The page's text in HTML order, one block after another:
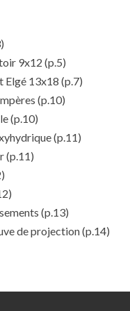
9x12 (p.5)
Elgé 13x18 (p.7)
(p.10)
(p.10)
(p.11)
(p.11)
(p.13)
de projection(p.14)